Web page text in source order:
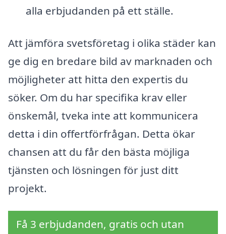
alla erbjudanden på ett ställe.
Att jämföra svetsföretag i olika städer kan
ge dig en bredare bild av marknaden och
möjligheter att hitta den expertis du
söker. Om du har specifika krav eller
önskemål, tveka inte att kommunicera
detta i din offertförfrågan. Detta ökar
chansen att du får den bästa möjliga
tjänsten och lösningen för just ditt
projekt.
Få 3 erbjudanden, gratis och utan